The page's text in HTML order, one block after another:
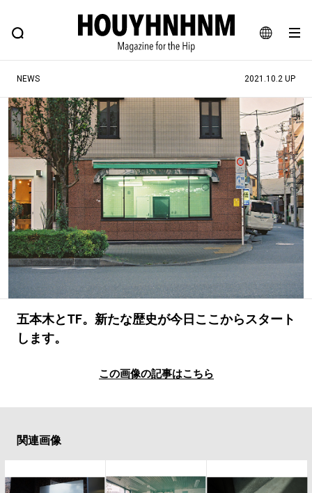
JA
EN
FEATURE BLOG SNAP
ヒップなファッション、カルチャー、ライフスタイルWEBマガジン
#注目のタグ
#SHOPPING ADDICT #憧れの逸品
#ESSENTIAL DESIGNS #古着サミット
#NEW VINTAGE #マイナーグッド図鑑
#路地裏てぃーん。 #MONTHLY JOURNAL
#GH 銘品の所以 #フイナムのYouTube
#Commune H #FOCUS IT #AH.H
#ととけん #FASHION #MUSIC #MOVIE
#LIFESTYLE #SNEAKER #OUTDOOR
#SPORTS
NEWS 2021.10.2 UP
五本木とTF。新たな歴史が今日ここからスタート
します。
この画像の記事はこちら
関連画像